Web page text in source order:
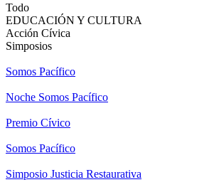
Todo
EDUCACIÓN Y CULTURA
Acción Cívica
Simposios
Somos Pacífico
Noche Somos Pacífico
Premio Cívico
Somos Pacífico
Simposio Justicia Restaurativa